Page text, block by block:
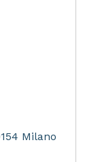
Milano